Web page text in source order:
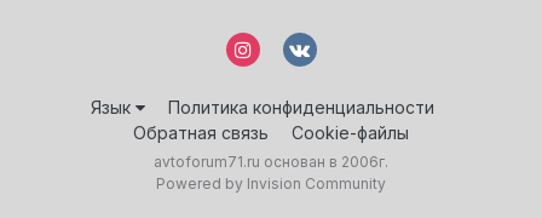
Язык
Политика конфиденциальности
Обратная связь
Cookie-файлы
avtoforum71.ru основан в 2006г.
Powered by Invision Community